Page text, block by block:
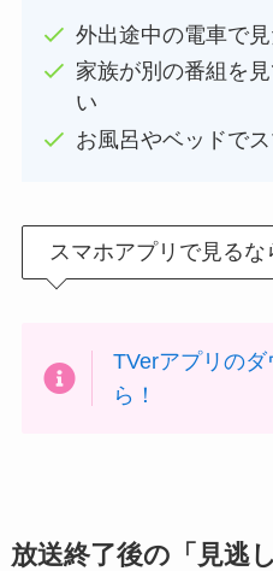
外出途中の電車で
家族が別の番組を
い
お風呂やベッドで
スマホアプリで見るな
TVerアプリの
ら！
放送終了後の「見逃